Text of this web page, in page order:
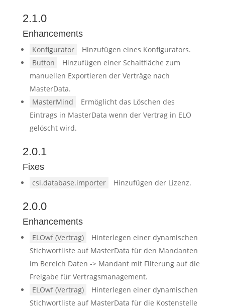
2.1.0
Enhancements
Konfigurator
Hinzufügen eines Konfigurators.
Button
Hinzufügen einer Schaltfläche zum
manuellen Exportieren der Verträge nach
MasterData.
MasterMind
Ermöglicht das Löschen des
Eintrags in MasterData wenn der Vertrag in ELO
gelöscht wird.
2.0.1
Fixes
csi.database.importer Hinzufügen der Lizenz.
2.0.0
Enhancements
ELOwf (Vertrag)
Hinterlegen einer dynamischen
Stichwortliste auf MasterData für den Mandanten
im Bereich Daten -> Mandant mit Filterung auf die
Freigabe für Vertragsmanagement.
ELOwf (Vertrag)
Hinterlegen einer dynamischen
Stichwortliste auf MasterData für die Kostenstelle